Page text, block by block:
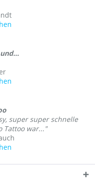
super super schnelle
Tattoo war..."